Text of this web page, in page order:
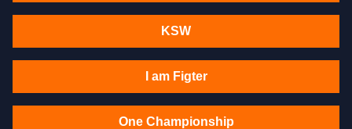
KSW
I am Figter
One Championship